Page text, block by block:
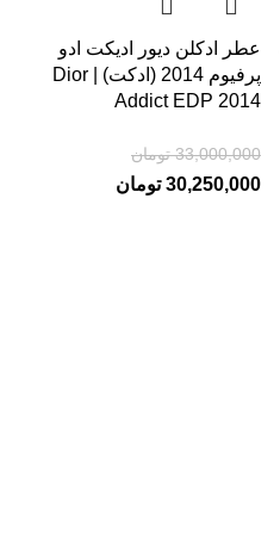
عطر ادکلن دیور ادیکت ادو
پرفیوم 2014 (ادکت) | Dior
Addict EDP 2014
33,000,000 تومان
30,250,000 تومان